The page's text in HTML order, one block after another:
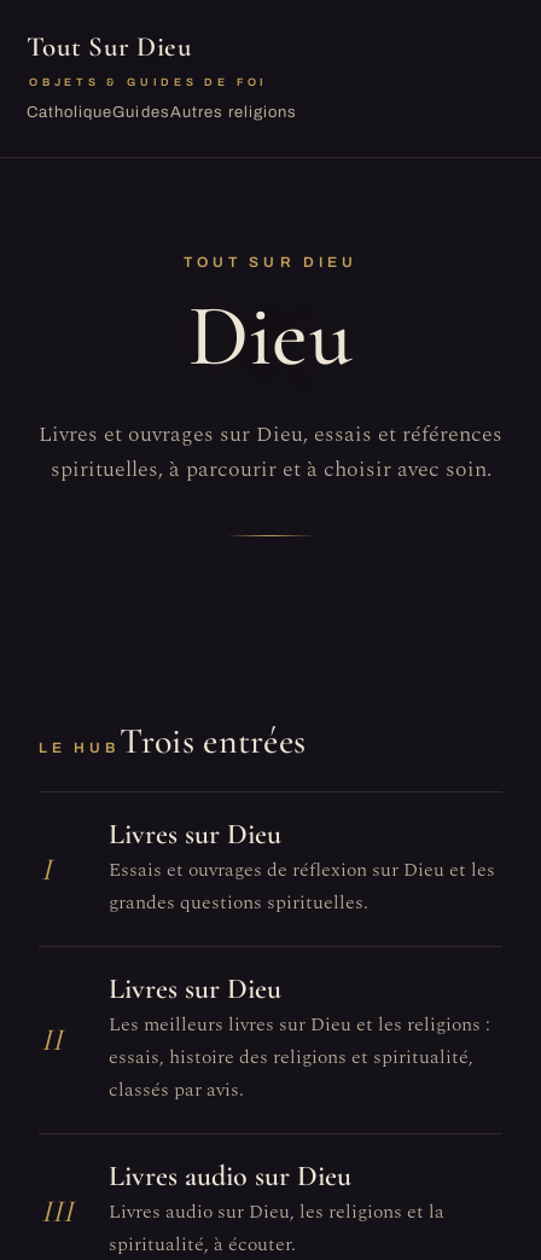
Tout Sur Dieu
OBJETS & GUIDES DE FOI
CatholiqueGuidesAutres religions
TOUT SUR DIEU
Dieu
Livres et ouvrages sur Dieu, essais et références
spirituelles, à parcourir et à choisir avec soin.
LE HUB Trois entrées
I
Livres sur Dieu
Essais et ouvrages de réflexion sur Dieu et les
grandes questions spirituelles.
II
Livres sur Dieu
Les meilleurs livres sur Dieu et les religions :
essais, histoire des religions et spiritualité,
classés par avis.
III
Livres audio sur Dieu
Livres audio sur Dieu, les religions et la
spiritualité, à écouter.